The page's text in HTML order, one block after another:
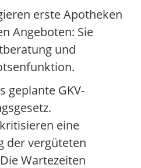
erste Apotheken
Angeboten: Sie
und
geplante GKV-
eine
der vergüteten
Wartezeiten